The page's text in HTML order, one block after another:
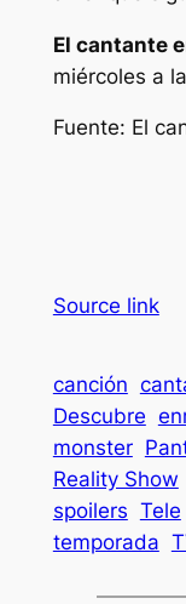
El cantante
miércoles a
Fuente: El
Source link
canción
Descubre
monster
Reality Show
spoilers Tele
temporada